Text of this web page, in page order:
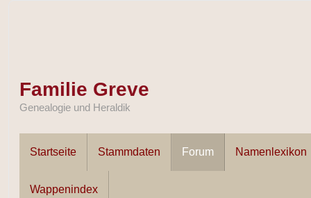
Familie Greve
Genealogie und Heraldik
Startseite Stammdaten Forum Namenlexikon
Wappenindex